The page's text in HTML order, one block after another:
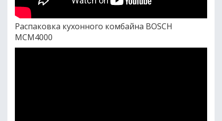
Распаковка кухонного комбайна BOSCH
MCM4000